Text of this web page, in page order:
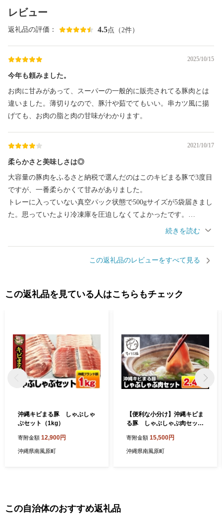
レビュー
返礼品の評価： 4.5点（2件）
2025/10/15
今年も頼みました。
お肉に甘みがあって、スーパーの一般的に販売されてる豚肉とは
違いました。薄切りなので、豚汁や茹でてもいい。串カツ風に揚
げても、お肉の脂と肉の甘味がわかります。
2021/10/17
柔らかさと美味しさは◎
大容量の豚肉をふるさと納税で選んだのはこのキビまる豚で3度目
ですが、一番柔らかくて甘みがありました。
トレーに入っていない真空パック状態で500gサイズが5袋届きまし
た。思っていたより冷凍庫を圧迫しなくてよかったです。
切り落としなので一つ一つはかなり薄くて小さいサイズ。
赤身と脂身のバランスもちょうど良かったです。
この返礼品のレビューをすべて見る
この返礼品を見ている人はこちらもチェック
沖縄キビまる豚 しゃぶしゃ
ぶセット（1kg）
寄附金額 12,900円
沖縄県南風原町
【便利な小分け】沖縄キビま
る豚 しゃぶしゃぶ肉セット
寄附金額 15,500円
沖縄県南風原町
この自治体のおすすめ返礼品